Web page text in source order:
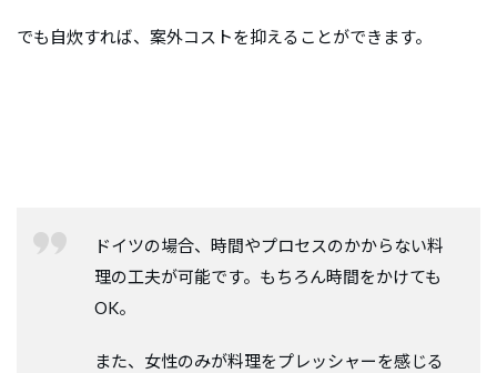
でも自炊すれば、案外コストを抑えることができます。
ドイツの場合、時間やプロセスのかからない料
理の工夫が可能です。もちろん時間をかけても
OK。
また、女性のみが料理をプレッシャーを感じる